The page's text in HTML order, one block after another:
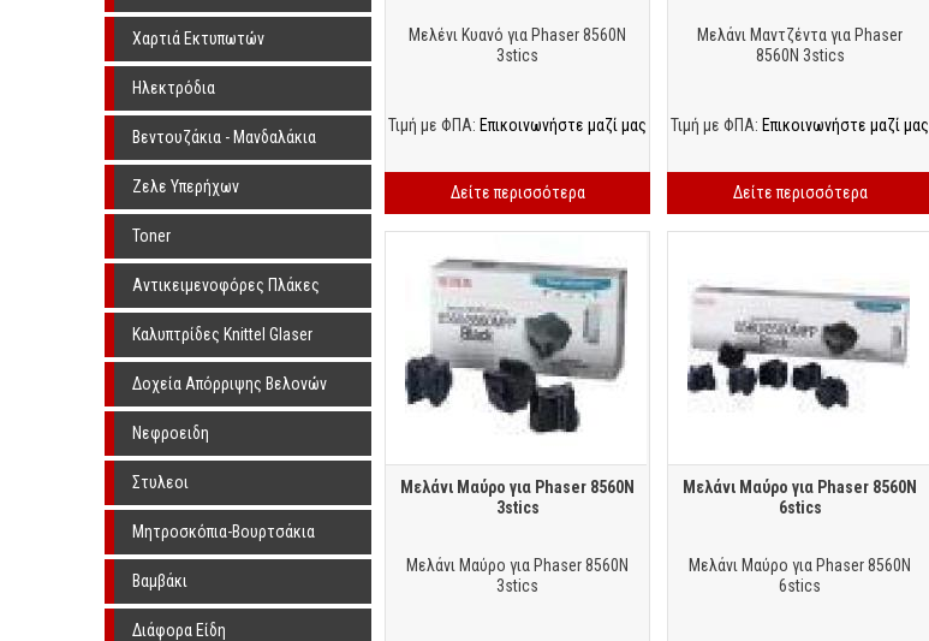
Μελένι Κυανό για Phaser 8560N
3stics
Τιμή με ΦΠΑ: Επικοινωνήστε μαζί μας
Δείτε περισσότερα
Μελάνι Μαντζέντα για Phaser
8560N 3stics
Τιμή με ΦΠΑ: Επικοινωνήστε μαζί μας
Δείτε περισσότερα
Μελάνι Μαύρο για Phaser 8560N
3stics
Μελάνι Μαύρο για Phaser 8560N
3stics
Μελάνι Μαύρο για Phaser 8560N
6stics
Μελάνι Μαύρο για Phaser 8560N
6stics
Αποστείρωσης
Χαρτιά Εκτυπωτών
Ηλεκτρόδια
Βεντουζάκια - Μανδαλάκια
Ζελε Υπερήχων
Toner
Αντικειμενοφόρες Πλάκες
Knittel Glaser
Καλυπτρίδες Knittel Glaser
Δοχεία Απόρριψης Βελονών
Νεφροειδη
Στυλεοι
Μητροσκόπια-Βουρτσάκια
Βαμβάκι
Διάφορα Είδη